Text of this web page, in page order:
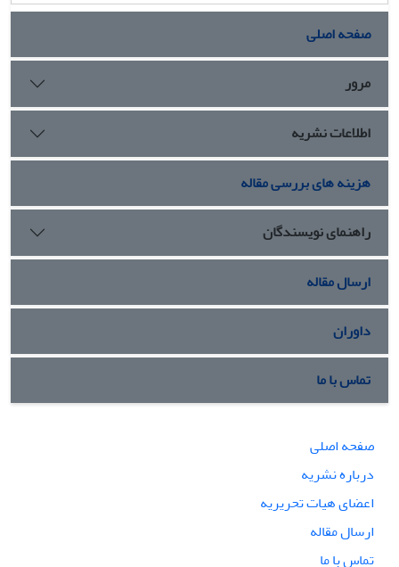
صفحه اصلی
مرور
اطلاعات نشریه
هزینه های بررسی مقاله
راهنمای نویسندگان
ارسال مقاله
داوران
تماس با ما
صفحه اصلی
درباره نشریه
اعضای هیات تحریریه
ارسال مقاله
تماس با ما